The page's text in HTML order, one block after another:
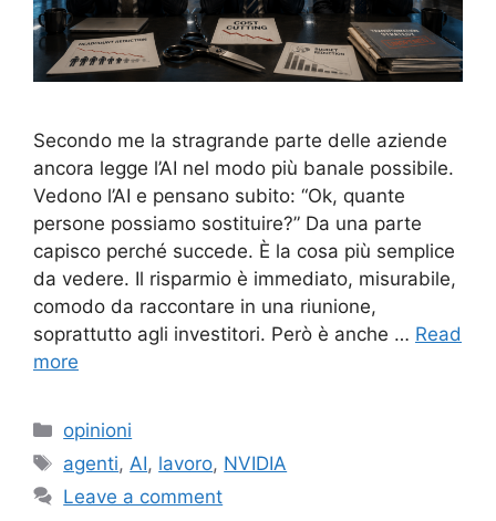
Secondo me la stragrande parte delle aziende
ancora legge l’AI nel modo più banale possibile.
Vedono l’AI e pensano subito: “Ok, quante
persone possiamo sostituire?” Da una parte
capisco perché succede. È la cosa più semplice
da vedere. Il risparmio è immediato, misurabile,
comodo da raccontare in una riunione,
soprattutto agli investitori. Però è anche … Read
more
Categories
opinioni
Tags
agenti,AI, lavoro, NVIDIA
Leave a comment